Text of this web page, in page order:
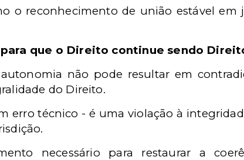
o reconhecimento de união estável em
que o Direito continue sendo
não pode resultar em
do Direito.
erro técnico - é uma violação à
necessário para restaurar a